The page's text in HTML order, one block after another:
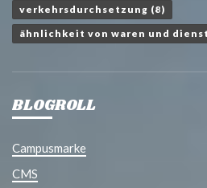
verkehrsdurchsetzung (8)
ähnlichkeit von waren und
BLOGROLL
Campusmarke
CMS